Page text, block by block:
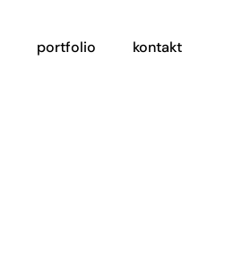
portfolio kontakt